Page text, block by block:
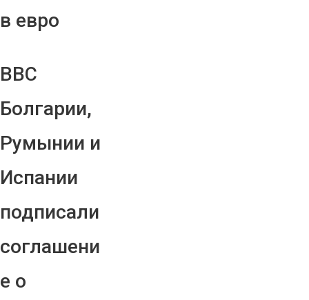
в евро
ВВС
Болгарии,
Румынии и
Испании
подписали
соглашени
е о